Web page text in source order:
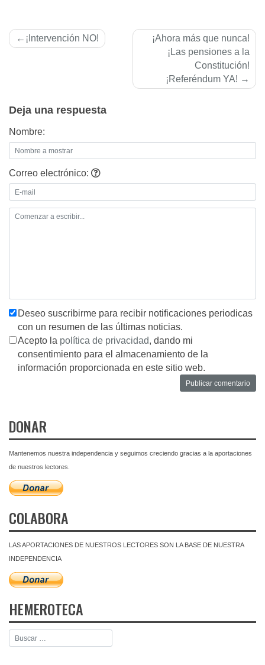
Navegación
¡Intervención NO!
¡Ahora más que nunca!
¡Las pensiones a la
Constitución!
¡Referéndum YA!
Deja una respuesta
Nombre:
Correo electrónico:
Deseo suscribirme para recibir notificaciones periodicas
con un resumen de las últimas noticias.
Acepto la política de privacidad, dando mi
consentimiento para el almacenamiento de la
información proporcionada en este sitio web.
DONAR
Mantenemos nuestra independencia y seguimos creciendo gracias a la aportaciones
de nuestros lectores.
COLABORA
LAS APORTACIONES DE NUESTROS LECTORES SON LA BASE DE NUESTRA
INDEPENDENCIA
HEMEROTECA